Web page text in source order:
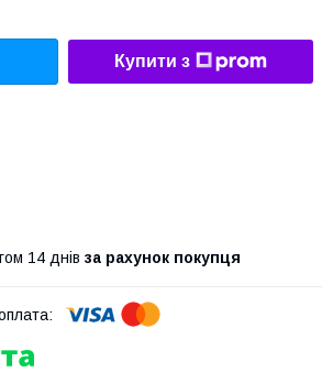
Купити з
14 днів за рахунок покупця